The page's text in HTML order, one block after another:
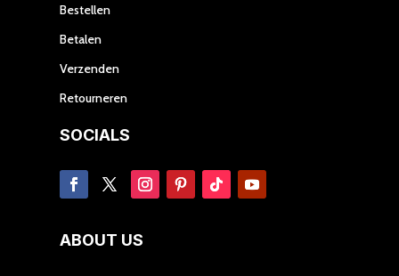
Bestellen
Betalen
Verzenden
Retourneren
SOCIALS
ABOUT US